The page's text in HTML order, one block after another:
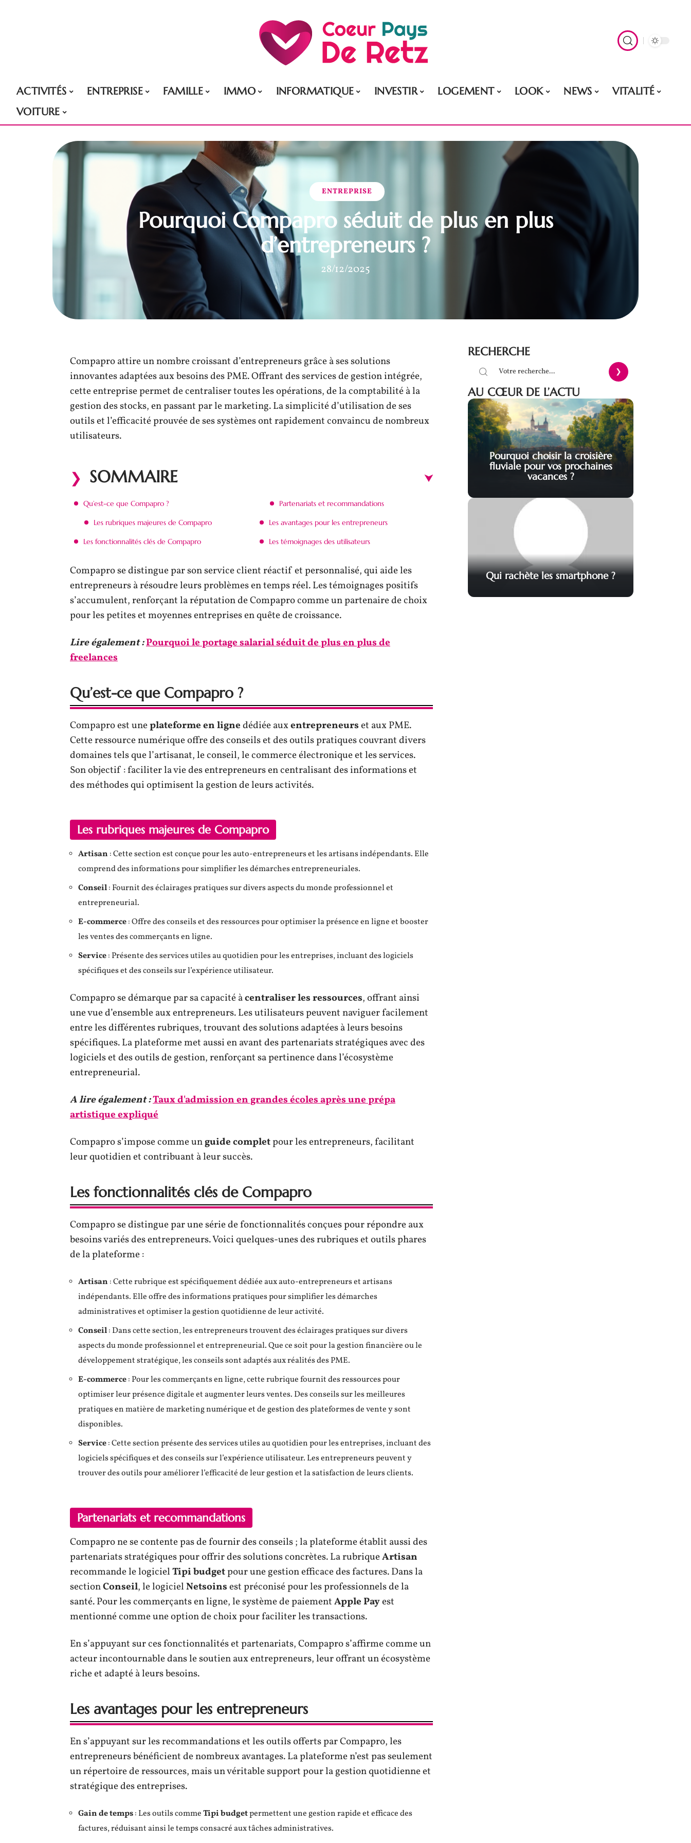
ACTIVITÉS ENTREPRISE FAMILLE IMMO INFORMATIQUE INVESTIR LOGEMENT LOOK NEWS
VITALITÉ
VOITURE
ENTREPRISE
Pourquoi Compapro séduit de plus en plus
d’entrepreneurs ?
28/12/2025
Compapro attire un nombre croissant d’entrepreneurs grâce à ses solutions
innovantes adaptées aux besoins des PME. Offrant des services de gestion intégrée,
cette entreprise permet de centraliser toutes les opérations, de la comptabilité à la
gestion des stocks, en passant par le marketing. La simplicité d’utilisation de ses
outils et l’efficacité prouvée de ses systèmes ont rapidement convaincu de nombreux
utilisateurs.
SOMMAIRE
Qu’est-ce que Compapro ?
Les rubriques majeures de Compapro
Les fonctionnalités clés de Compapro
Partenariats et recommandations
Les avantages pour les entrepreneurs
Les témoignages des utilisateurs
Compapro se distingue par son service client réactif et personnalisé, qui aide les
entrepreneurs à résoudre leurs problèmes en temps réel. Les témoignages positifs
s’accumulent, renforçant la réputation de Compapro comme un partenaire de choix
pour les petites et moyennes entreprises en quête de croissance.
Lire également :Pourquoi le portage salarial séduit de plus en plus de
freelances
Qu’est-ce que Compapro ?
Compapro est uneplateforme en lignedédiée auxentrepreneurset aux PME.
Cette ressource numérique offre des conseils et des outils pratiques couvrant divers
domaines tels que l’artisanat, le conseil, le commerce électronique et les services.
Son objectif : faciliter la vie des entrepreneurs en centralisant des informations et
des méthodes qui optimisent la gestion de leurs activités.
Les rubriques majeures de Compapro
Artisan : Cette section est conçue pour les auto-entrepreneurs et les artisans indépendants. Elle
comprend des informations pour simplifier les démarches entrepreneuriales.
Conseil: Fournit des éclairages pratiques sur divers aspects du monde professionnel et
entrepreneurial.
E-commerce: Offre des conseils et des ressources pour optimiser la présence en ligne et booster
les ventes des commerçants en ligne.
Service: Présente des services utiles au quotidien pour les entreprises, incluant des logiciels
spécifiques et des conseils sur l’expérience utilisateur.
Compapro se démarque par sa capacité àcentraliser les ressources, offrant ainsi
une vue d’ensemble aux entrepreneurs. Les utilisateurs peuvent naviguer facilement
entre les différentes rubriques, trouvant des solutions adaptées à leurs besoins
spécifiques. La plateforme met aussi en avant des partenariats stratégiques avec des
logiciels et des outils de gestion, renforçant sa pertinence dans l’écosystème
entrepreneurial.
A lire également :Taux d'admission en grandes écoles après une prépa
artistique expliqué
Compapro s’impose comme unguide completpour les entrepreneurs, facilitant
leur quotidien et contribuant à leur succès.
Les fonctionnalités clés de Compapro
Compapro se distingue par une série de fonctionnalités conçues pour répondre aux
besoins variés des entrepreneurs. Voici quelques-unes des rubriques et outils phares
de la plateforme :
Artisan : Cette rubrique est spécifiquement dédiée aux auto-entrepreneurs et artisans
indépendants. Elle offre des informations pratiques pour simplifier les démarches
administratives et optimiser la gestion quotidienne de leur activité.
Conseil: Dans cette section, les entrepreneurs trouvent des éclairages pratiques sur divers
aspects du monde professionnel et entrepreneurial. Que ce soit pour la gestion financière ou le
développement stratégique, les conseils sont adaptés aux réalités des PME.
E-commerce: Pour les commerçants en ligne, cette rubrique fournit des ressources pour
optimiser leur présence digitale et augmenter leurs ventes. Des conseils sur les meilleures
pratiques en matière de marketing numérique et de gestion des plateformes de vente y sont
disponibles.
Service: Cette section présente des services utiles au quotidien pour les entreprises, incluant des
logiciels spécifiques et des conseils sur l’expérience utilisateur. Les entrepreneurs peuvent y
trouver des outils pour améliorer l’efficacité de leur gestion et la satisfaction de leurs clients.
Partenariats et recommandations
Compapro ne se contente pas de fournir des conseils ; la plateforme établit aussi des
partenariats stratégiques pour offrir des solutions concrètes. La rubriqueArtisan
recommande le logicielTipi budgetpour une gestion efficace des factures. Dans la
sectionConseil, le logicielNetsoinsest préconisé pour les professionnels de la
santé. Pour les commerçants en ligne, le système de paiementApple Payest
mentionné comme une option de choix pour faciliter les transactions.
En s’appuyant sur ces fonctionnalités et partenariats, Compapro s’affirme comme un
acteur incontournable dans le soutien aux entrepreneurs, leur offrant un écosystème
riche et adapté à leurs besoins.
Les avantages pour les entrepreneurs
En s’appuyant sur les recommandations et les outils offerts par Compapro, les
entrepreneurs bénéficient de nombreux avantages. La plateforme n’est pas seulement
un répertoire de ressources, mais un véritable support pour la gestion quotidienne et
stratégique des entreprises.
Gain de temps: Les outils commeTipi budgetpermettent une gestion rapide et efficace des
factures, réduisant ainsi le temps consacré aux tâches administratives.
RECHERCHE
AU CŒUR DE L’ACTU
Pourquoi choisir la croisière
fluviale pour vos prochaines
vacances ?
Qui rachète les smartphone ?